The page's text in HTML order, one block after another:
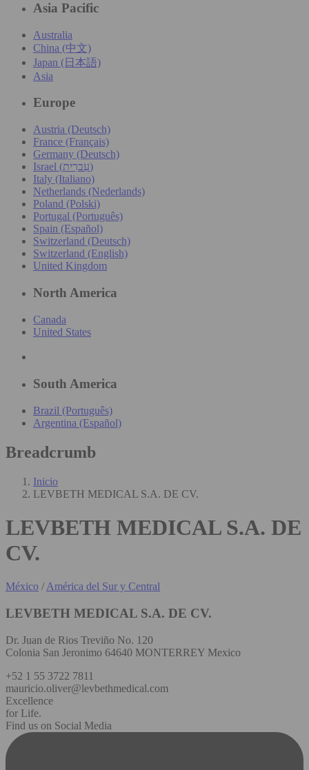
Asia Pacific
Australia
China (中文)
Japan (日本語)
Asia
Europe
Austria (Deutsch)
France (Français)
Germany (Deutsch)
Israel (עִברִית)
Italy (Italiano)
Netherlands (Nederlands)
Poland (Polski)
Portugal (Português)
Spain (Español)
Switzerland (Deutsch)
Switzerland (English)
United Kingdom
North America
Canada
United States
South America
Brazil (Português)
Argentina (Español)
Breadcrumb
Inicio
LEVBETH MEDICAL S.A. DE CV.
LEVBETH MEDICAL S.A. DE
CV.
México /América del Sur y Central
LEVBETH MEDICAL S.A. DE CV.
Dr. Juan de Rios Treviño No. 120
Colonia San Jeronimo 64640 MONTERREY Mexico
+52 1 55 3722 7811
mauricio.oliver@levbethmedical.com
Excellence
for Life.
Find us on Social Media